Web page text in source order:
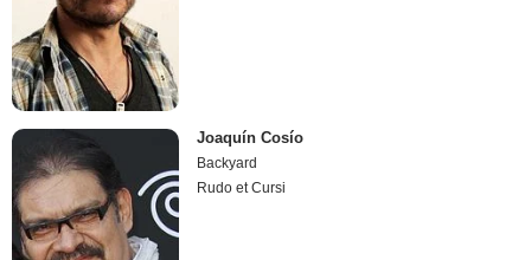
Joaquín Cosío
Backyard
Rudo et Cursi